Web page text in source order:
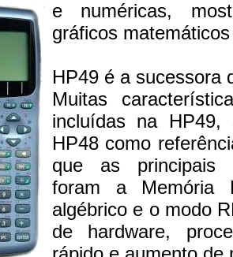
e numéricas,
gráficos
HP49 é a sucessora
Muitas
incluídas na HP49,
HP48 como
que as principais
foram a Memória
algébrico e o modo
de hardware,